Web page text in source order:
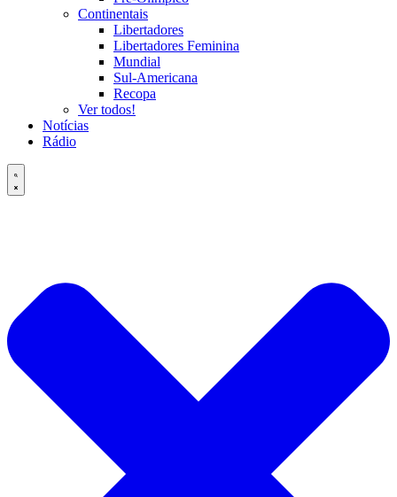
Continentais
Libertadores
Libertadores Feminina
Mundial
Sul-Americana
Recopa
Ver todos!
Notícias
Rádio